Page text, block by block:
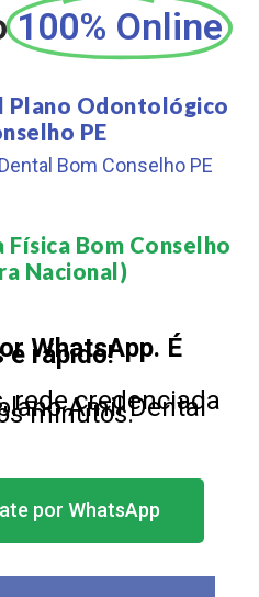
100% Online
Plano Odontológico
PE
Bom Conselho PE
Bom Conselho
Nacional)​
WhatsApp. É
e rápido!
rede credenciada
Amil Dental
minutos.
por WhatsApp